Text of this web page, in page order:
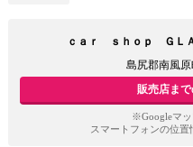
ｃａｒ ｓｈｏｐ ＧＬ
島尻郡南風
販売店ま
※Googleマッ
スマートフォンの位置